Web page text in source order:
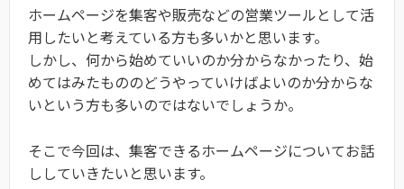
ホームページを集客や販売などの営業ツールとして活
用したいと考えている方も多いかと思います。
しかし、何から始めていいのか分からなかったり、始
めてはみたもののどうやっていけばよいのか分からな
いという方も多いのではないでしょうか。
そこで今回は、集客できるホームページについてお話
ししていきたいと思います。